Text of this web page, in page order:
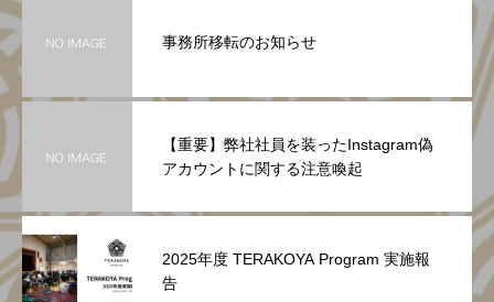
事務所移転のお知らせ
【重要】弊社社員を装ったInstagram偽
アカウントに関する注意喚起
2025年度 TERAKOYA Program 実施報
告